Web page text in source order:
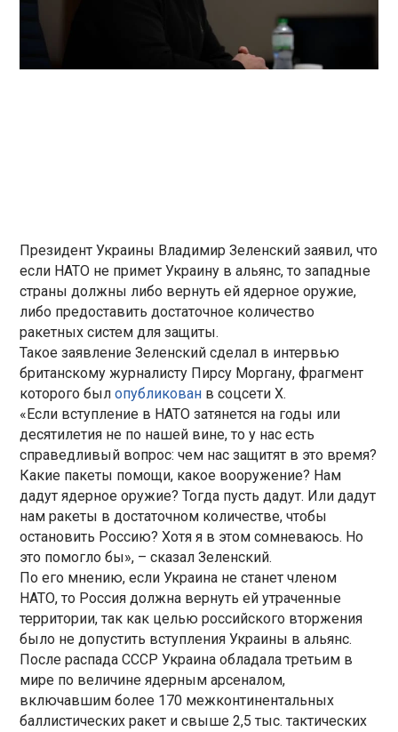
Президент Украины Владимир Зеленский заявил, что
если НАТО не примет Украину в альянс, то западные
страны должны либо вернуть ей ядерное оружие,
либо предоставить достаточное количество
ракетных систем для защиты.
Такое заявление Зеленский сделал в интервью
британскому журналисту Пирсу Моргану, фрагмент
которого былопубликован в соцсети X.
«Если вступление в НАТО затянется на годы или
десятилетия не по нашей вине, то у нас есть
справедливый вопрос: чем нас защитят в это время?
Какие пакеты помощи, какое вооружение? Нам
дадут ядерное оружие? Тогда пусть дадут. Или дадут
нам ракеты в достаточном количестве, чтобы
остановить Россию? Хотя я в этом сомневаюсь. Но
это помогло бы», – сказал Зеленский.
По его мнению, если Украина не станет членом
НАТО, то Россия должна вернуть ей утраченные
территории, так как целью российского вторжения
было не допустить вступления Украины в альянс.
После распада СССР Украина обладала третьим в
мире по величине ядерным арсеналом,
включавшим более 170 межконтинентальных
баллистических ракет и свыше 2,5 тыс. тактических